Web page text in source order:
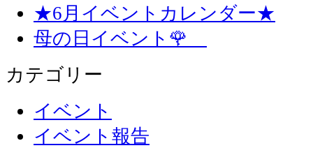
★6月イベントカレンダー★
母の日イベント🌹
カテゴリー
イベント
イベント報告